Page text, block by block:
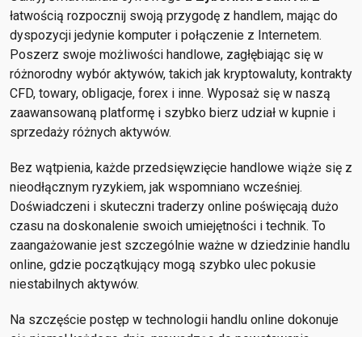
łatwością rozpocznij swoją przygodę z handlem, mając do
dyspozycji jedynie komputer i połączenie z Internetem.
Poszerz swoje możliwości handlowe, zagłębiając się w
różnorodny wybór aktywów, takich jak kryptowaluty, kontrakty
CFD, towary, obligacje, forex i inne. Wyposaż się w naszą
zaawansowaną platformę i szybko bierz udział w kupnie i
sprzedaży różnych aktywów.
Bez wątpienia, każde przedsięwzięcie handlowe wiąże się z
nieodłącznym ryzykiem, jak wspomniano wcześniej.
Doświadczeni i skuteczni traderzy online poświęcają dużo
czasu na doskonalenie swoich umiejętności i technik. To
zaangażowanie jest szczególnie ważne w dziedzinie handlu
online, gdzie początkujący mogą szybko ulec pokusie
niestabilnych aktywów.
Na szczęście postęp w technologii handlu online dokonuje